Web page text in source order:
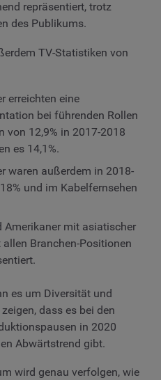
repräsentiert, trotz
des Publikums.
TV-Statistiken von
erreichten eine
bei führenden Rollen
von 12,9% in 2017-2018
es 14,1%.
waren außerdem in 2018-
und im Kabelfernsehen
Amerikaner mit asiatischer
Branchen-Positionen
es um Diversität und
dass es bei den
in 2020
Abwärtstrend gibt.
wird genau verfolgen, wie